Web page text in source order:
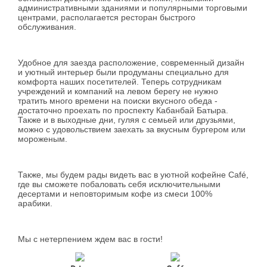
административными зданиями и популярными торговыми
центрами, располагается ресторан быстрого
обслуживания.
Удобное для заезда расположение, современный дизайн
и уютный интерьер были продуманы специально для
комфорта наших посетителей. Теперь сотрудникам
учреждений и компаний на левом берегу не нужно
тратить много времени на поиски вкусного обеда -
достаточно проехать по проспекту Кабанбай Батыра.
Также и в выходные дни, гуляя с семьей или друзьями,
можно с удовольствием заехать за вкусным бургером или
мороженым.
Также, мы будем рады видеть вас в уютной кофейне Café,
где вы сможете побаловать себя исключительными
десертами и неповторимым кофе из смеси 100%
арабики.
Мы с нетерпением ждем вас в гости!